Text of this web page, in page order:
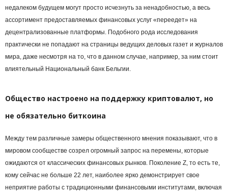
недалеком будущем могут просто исчезнуть за ненадобностью, а весь
ассортимент предоставляемых финансовых услуг «переедет» на
децентрализованные платформы. Подобного рода исследования
практически не попадают на страницы ведущих деловых газет и журналов
мира, даже несмотря на то, что в данном случае, например, за ним стоит
влиятельный Национальный банк Бельгии.
Общество настроено на поддержку криптовалют, но
не обязательно биткоина
Между тем различные замеры общественного мнения показывают, что в
мировом сообществе созрел огромный запрос на перемены, которые
ожидаются от классических финансовых рынков. Поколение Z, то есть те,
кому сейчас не больше 22 лет, наиболее ярко демонстрирует свое
неприятие работы с традиционными финансовыми институтами, включая